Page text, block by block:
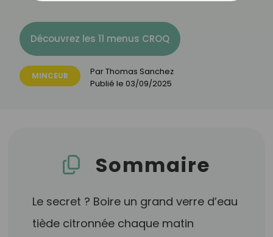
Découvrez les 11 menus CROQ
MINCEUR ParThomas Sanchez
Publié le 03/09/2025
Sommaire
Le secret ? Boire un grand verre d’eau
tiède citronnée chaque matin